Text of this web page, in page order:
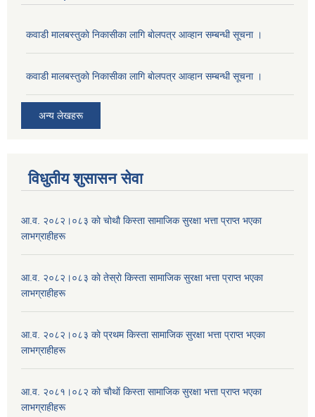
कवाडी मालबस्तुकाे निकासीका लागि बाेलपत्र आव्हान सम्बन्धी सूचना ।
कवाडी मालबस्तुकाे निकासीका लागि बाेलपत्र आव्हान सम्बन्धी सूचना ।
अन्य लेखहरू
विधुतीय शुसासन सेवा
आ.व. २०८२।०८३ काे चोथाै‌ किस्ता सामाजिक सुरक्षा भत्ता प्राप्त भएका
लाभग्राहीहरू
आ.व. २०८२।०८३ काे तेस्राे किस्ता सामाजिक सुरक्षा भत्ता प्राप्त भएका
लाभग्राहीहरू
आ.व. २०८२।०८३ काे प्रथम किस्ता सामाजिक सुरक्षा भत्ता प्राप्त भएका
लाभग्राहीहरू
आ.व. २०८१।०८२ काे चाैथाें किस्ता सामाजिक सुरक्षा भत्ता प्राप्त भएका
लाभग्राहीहरू